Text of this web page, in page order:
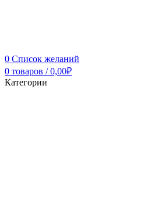
0 Список желаний
0 товаров / 0,00₽
Категории